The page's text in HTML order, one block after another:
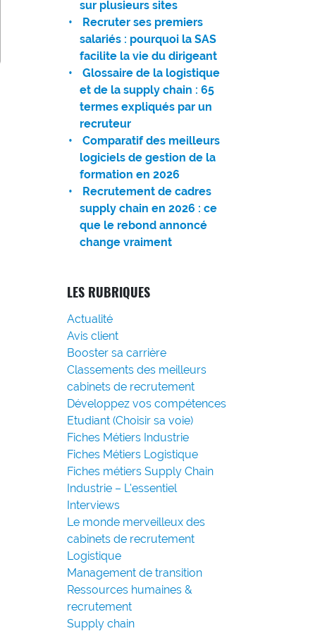
sur plusieurs sites
Recruter ses premiers
salariés : pourquoi la SAS
facilite la vie du dirigeant
Glossaire de la logistique
et de la supply chain : 65
termes expliqués par un
recruteur
Comparatif des meilleurs
logiciels de gestion de la
formation en 2026
Recrutement de cadres
supply chain en 2026 : ce
que le rebond annoncé
change vraiment
LES RUBRIQUES
Actualité
Avis client
Booster sa carrière
Classements des meilleurs
cabinets de recrutement
Développez vos compétences
Etudiant (Choisir sa voie)
Fiches Métiers Industrie
Fiches Métiers Logistique
Fiches métiers Supply Chain
Industrie – L'essentiel
Interviews
Le monde merveilleux des
cabinets de recrutement
Logistique
Management de transition
Ressources humaines &
recrutement
Supply chain